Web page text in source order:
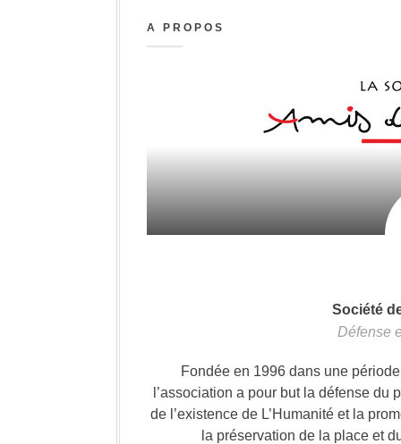
A PROPOS
Société
Défense
Fondée en 1996 dans une
l’association a pour but la défense
de l’existence de L’Humanité et la
la préservation de la place et